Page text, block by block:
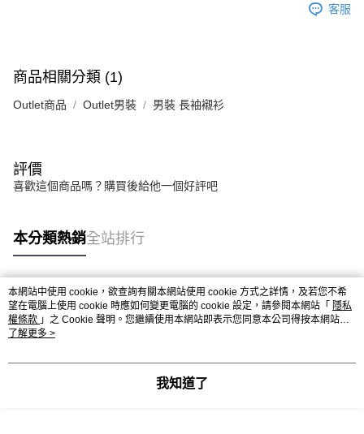
客服
商品相關分類 (1)
Outlet商品 Outlet男裝 男裝 長袖襯衫
評價
喜歡這個商品嗎？購買後給他一個好評吧
本分類熱銷全站排行
熱門標籤
本網站中使用 cookie，欲查詢有關本網站使用 cookie 方式之詳情，及若您不希
望在電腦上使用 cookie 時應如何變更電腦的 cookie 設定，請參閱本網站「 隱私
權條款 」之 Cookie 聲明。您繼續使用本網站即表示您同意本公司得按本網站使
用條款之 Cookie 聲明使用 cookie。
了解更多 >
我知道了